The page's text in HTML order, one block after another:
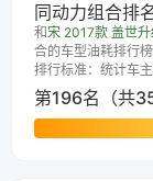
同动力组合排
和宋 2017款 盖世
合的车型油耗排行榜
排行标准：统计车
第196名（共